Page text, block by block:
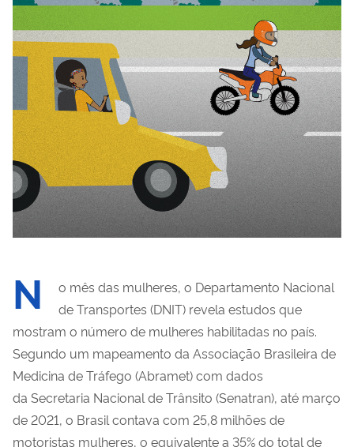
N
o mês das mulheres, o Departamento Nacional
de Transportes (DNIT) revela estudos que
mostram o número de mulheres habilitadas no país.
Segundo um mapeamento da Associação Brasileira de
Medicina de Tráfego (Abramet) com dados
da Secretaria Nacional de Trânsito (Senatran), até março
de 2021, o Brasil contava com 25,8 milhões de
motoristas mulheres, o equivalente a 35% do total de